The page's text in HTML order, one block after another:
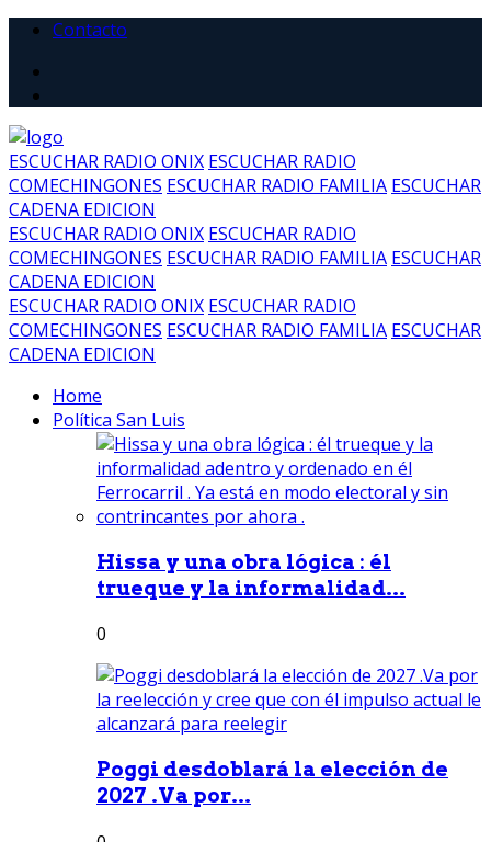
Contacto
ESCUCHAR RADIO ONIX ESCUCHAR RADIO
COMECHINGONES ESCUCHAR RADIO FAMILIA ESCUCHAR
CADENA EDICION
ESCUCHAR RADIO ONIX ESCUCHAR RADIO
COMECHINGONES ESCUCHAR RADIO FAMILIA ESCUCHAR
CADENA EDICION
ESCUCHAR RADIO ONIX ESCUCHAR RADIO
COMECHINGONES ESCUCHAR RADIO FAMILIA ESCUCHAR
CADENA EDICION
Home
Política San Luis
Hissa y una obra lógica : él
trueque y la informalidad...
0
Poggi desdoblará la elección de
2027 .Va por...